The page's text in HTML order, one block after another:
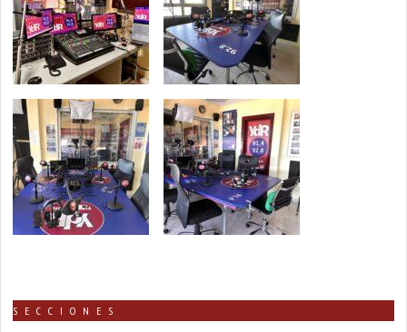
SECCIONES